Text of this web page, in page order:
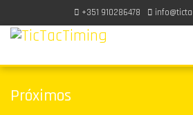
+351 910286478
Próximos